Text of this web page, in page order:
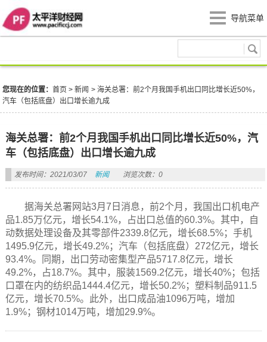
导航菜单
您现在的位置：首页 >新闻 >海关总署：前2个月我国手机出口同比增长近50%，
汽车（包括底盘）出口增长逾九成
海关总署：前2个月我国手机出口同比增长近50%，汽
车（包括底盘）出口增长逾九成
发布时间：2021/03/07 新闻 浏览次数：0
据海关总署网站3月7日消息，前2个月，我国出口机电产
品1.85万亿元，增长54.1%，占出口总值的60.3%。其中，自
动数据处理设备及其零部件2339.8亿元，增长68.5%；手机
1495.9亿元，增长49.2%；汽车（包括底盘）272亿元，增长
93.4%。同期，出口劳动密集型产品5717.8亿元，增长
49.2%，占18.7%。其中，服装1569.2亿元，增长40%；包括
口罩在内的纺织品1444.4亿元，增长50.2%；塑料制品911.5
亿元，增长70.5%。此外，出口成品油1096万吨，增加
1.9%；钢材1014万吨，增加29.9%。